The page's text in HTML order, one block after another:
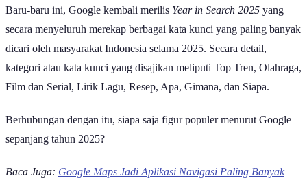
Baru-baru ini, Google kembali merilis Year in Search 2025 yang
secara menyeluruh merekap berbagai kata kunci yang paling banyak
dicari oleh masyarakat Indonesia selama 2025. Secara detail,
kategori atau kata kunci yang disajikan meliputi Top Tren, Olahraga,
Film dan Serial, Lirik Lagu, Resep, Apa, Gimana, dan Siapa.
Berhubungan dengan itu, siapa saja figur populer menurut Google
sepanjang tahun 2025?
Baca Juga: Google Maps Jadi Aplikasi Navigasi Paling Banyak